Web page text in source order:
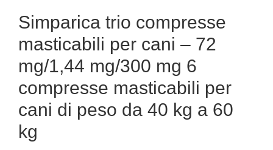
Simparica trio compresse
masticabili per cani – 72
mg/1,44 mg/300 mg 6
compresse masticabili per
cani di peso da 40 kg a 60
kg